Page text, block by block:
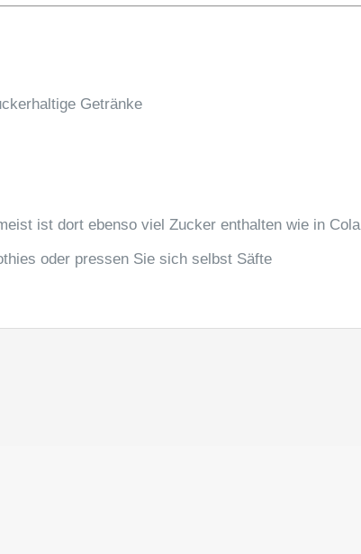
Getränke
ist dort ebenso viel Zucker enthalten wie in Cola
oder pressen Sie sich selbst Säfte